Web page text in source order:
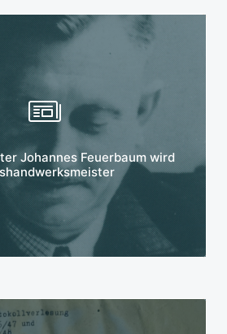
Johannes Feuerbaum wird
erfahren